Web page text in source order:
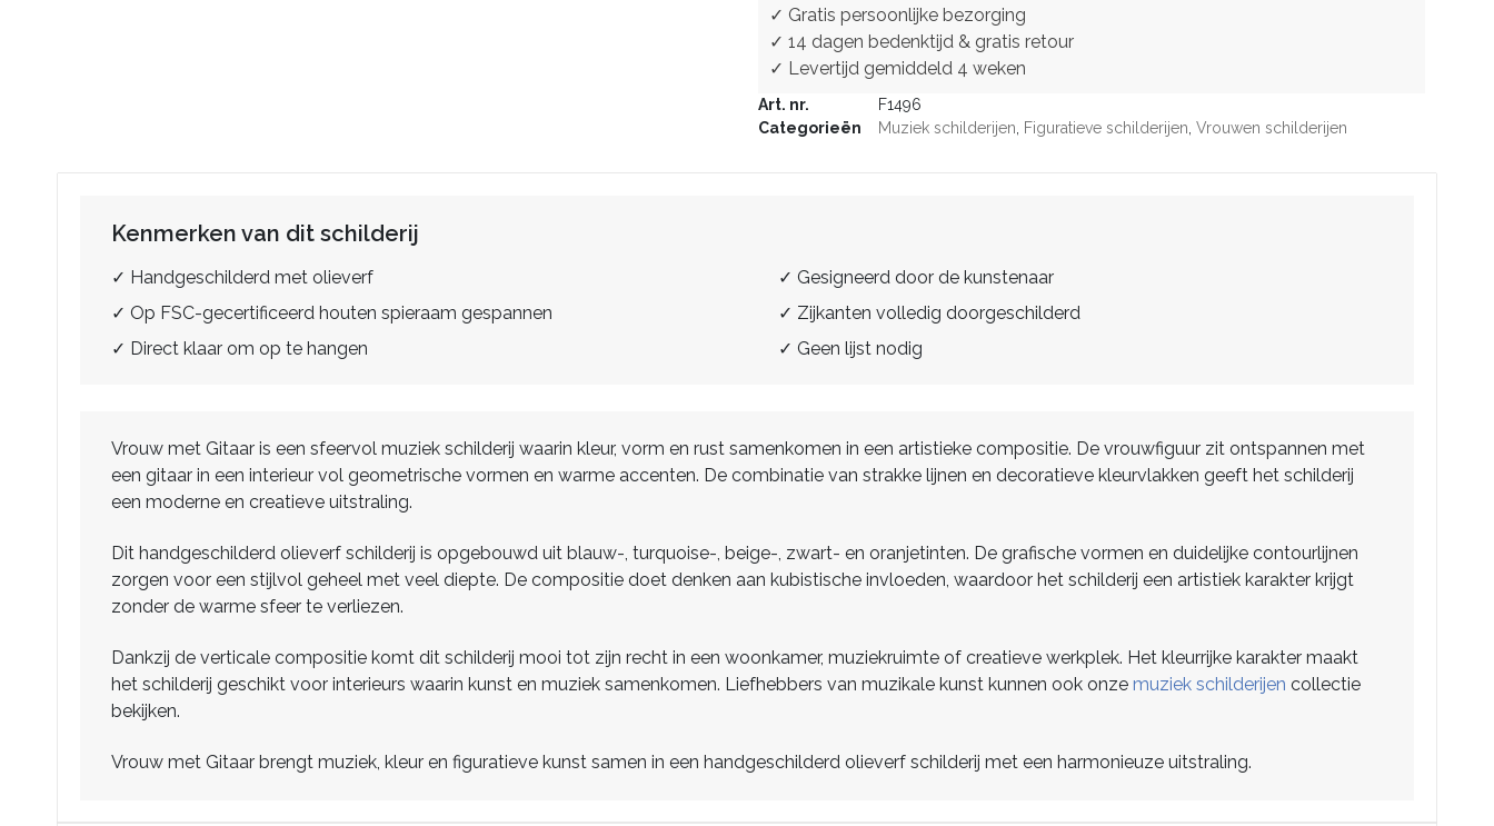
✓ Gratis persoonlijke bezorging
✓ 14 dagen bedenktijd & gratis retour
✓ Levertijd gemiddeld 4 weken
Art. nr.
F1496
Categorieën
Muziek schilderijen Figuratieve schilderijen Vrouwen schilderijen
Kenmerken van dit schilderij
✓ Handgeschilderd met olieverf
✓ Gesigneerd door de kunstenaar
✓ Op FSC-gecertificeerd houten spieraam gespannen
✓ Zijkanten volledig doorgeschilderd
✓ Direct klaar om op te hangen
✓ Geen lijst nodig
Vrouw met Gitaar is een sfeervol muziek schilderij waarin kleur, vorm en rust samenkomen in een artistieke compositie. De vrouwfiguur zit ontspannen met
een gitaar in een interieur vol geometrische vormen en warme accenten. De combinatie van strakke lijnen en decoratieve kleurvlakken geeft het schilderij
een moderne en creatieve uitstraling.
Dit handgeschilderd olieverf schilderij is opgebouwd uit blauw-, turquoise-, beige-, zwart- en oranjetinten. De grafische vormen en duidelijke contourlijnen
zorgen voor een stijlvol geheel met veel diepte. De compositie doet denken aan kubistische invloeden, waardoor het schilderij een artistiek karakter krijgt
zonder de warme sfeer te verliezen.
Dankzij de verticale compositie komt dit schilderij mooi tot zijn recht in een woonkamer, muziekruimte of creatieve werkplek. Het kleurrijke karakter maakt
het schilderij geschikt voor interieurs waarin kunst en muziek samenkomen. Liefhebbers van muzikale kunst kunnen ook onze muziek schilderijen collectie
bekijken.
Vrouw met Gitaar brengt muziek, kleur en figuratieve kunst samen in een handgeschilderd olieverf schilderij met een harmonieuze uitstraling.